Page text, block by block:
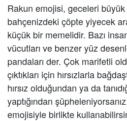
Rakun emojisi, geceleri büyük
bahçenizdeki çöpte yiyecek
küçük bir memelidir. Bazı
vücutları ve benzer yüz
pandaları der. Çok marifetli
çıktıkları için hırsızlarla
hırsız olduğundan ya da
yaptığından
emojisiyle birlikte